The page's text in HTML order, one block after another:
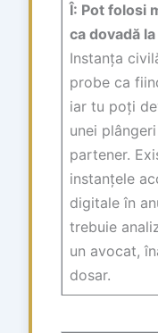
Î: Pot folosi
ca dovadă
Instanța
probe ca
iar tu poți
unei
partener.
instanțele
digitale în
trebuie
un avocat,
dosar.